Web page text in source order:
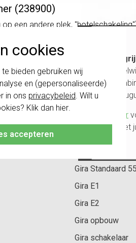
cookies
bieden gebruiken wij
en (gepersonaliseerde)
in ons privacybeleid . Wilt u
Klik dan hier
accepteren
(238900)
een andere plek,
Huidige voorraad:
Veelbezochte
Gira Standaard 55
Gira E1
Gira E2
Gira opbouw
Gira schakelaar
te
vóór
Klik hier
altijd het